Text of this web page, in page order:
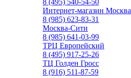
8 (495) 540-54-50
Интернет-магазин Москва
8 (985) 623-83-31
Москва-Сити
8 (985) 641-03-99
ТРЦ Европейский
8 (495) 917-25-26
ТЦ Голден Гросс
8 (916) 511-87-59